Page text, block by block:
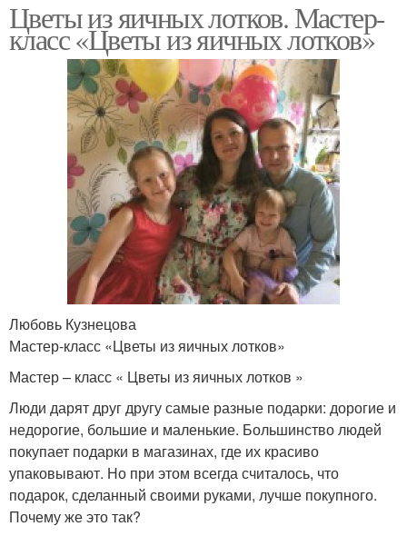
Цветы из яичных лотков. Мастер-
класс «Цветы из яичных лотков»
Любовь Кузнецова
Мастер-класс «Цветы из яичных лотков»
Мастер – класс « Цветы из яичных лотков »
Люди дарят друг другу самые разные подарки: дорогие и
недорогие, большие и маленькие. Большинство людей
покупает подарки в магазинах, где их красиво
упаковывают. Но при этом всегда считалось, что
подарок, сделанный своими руками, лучше покупного.
Почему же это так?